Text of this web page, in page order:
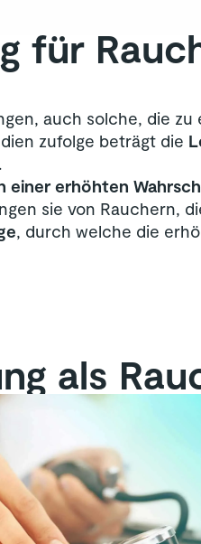
für
auch solche, die zu
zufolge beträgt die
einer erhöhten
sie von Rauchern,
, durch welche die
als